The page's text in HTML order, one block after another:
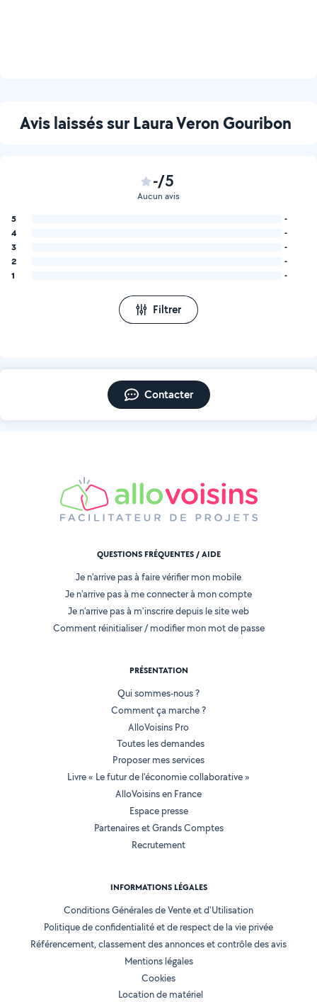
Avis laissés sur Laura Veron Gouribon
-/5
Aucun avis
5
-
4
-
3
-
2
-
1
-
Filtrer
Contacter
QUESTIONS FRÉQUENTES / AIDE
Je n'arrive pas à faire vérifier mon mobile
Je n'arrive pas à me connecter à mon compte
Je n'arrive pas à m'inscrire depuis le site web
Comment réinitialiser / modifier mon mot de passe
PRÉSENTATION
Qui sommes-nous ?
Comment ça marche ?
AlloVoisins Pro
Toutes les demandes
Proposer mes services
Livre « Le futur de l'économie collaborative »
AlloVoisins en France
Espace presse
Partenaires et Grands Comptes
Recrutement
INFORMATIONS LÉGALES
Conditions Générales de Vente et d'Utilisation
Politique de confidentialité et de respect de la vie privée
Référencement, classement des annonces et contrôle des avis
Mentions légales
Cookies
Location de matériel